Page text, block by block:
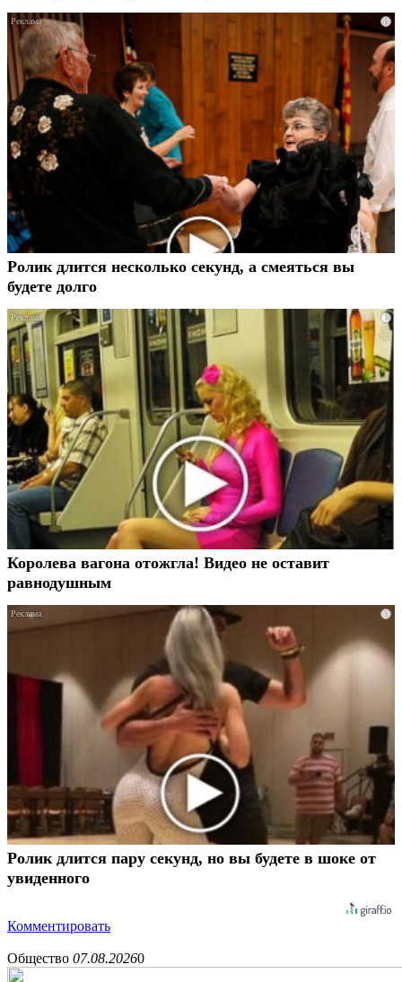
i
Ролик длится несколько секунд, а смеяться вы
будете долго
i
Королева вагона отожгла! Видео не оставит
равнодушным
i
Ролик длится пару секунд, но вы будете в шоке от
увиденного
Комментировать
Общество 07.08.20260